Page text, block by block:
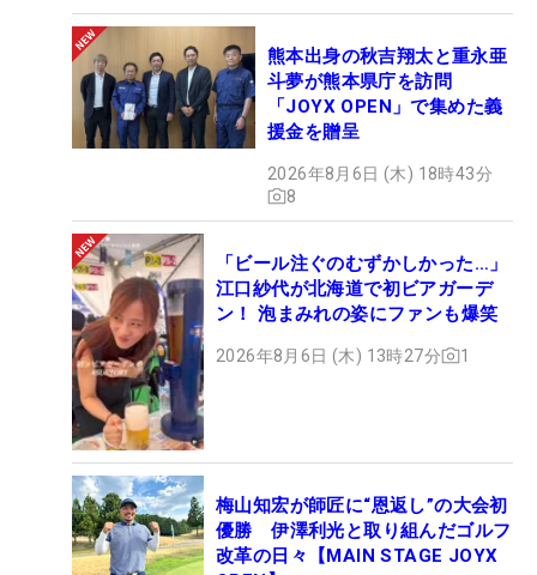
熊本出身の秋吉翔太と重永亜
斗夢が熊本県庁を訪問
「JOYX OPEN」で集めた義
援金を贈呈
2026年8月6日 (木) 18時43分
8
「ビール注ぐのむずかしかった…」
江口紗代が北海道で初ビアガーデ
ン！ 泡まみれの姿にファンも爆笑
2026年8月6日 (木) 13時27分 1
梅山知宏が師匠に“恩返し”の大会初
優勝 伊澤利光と取り組んだゴルフ
改革の日々【MAIN STAGE JOYX